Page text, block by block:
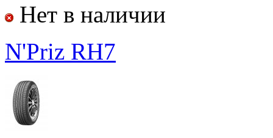
Нет в наличии
N'Priz RH7